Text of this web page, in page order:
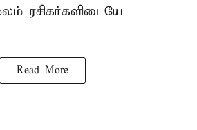
ரசிகர்களிடையே
Read More